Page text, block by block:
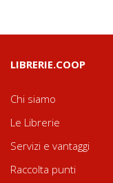
LIBRERIE.COOP
Chi siamo
Le Librerie
Servizi e vantaggi
Raccolta punti